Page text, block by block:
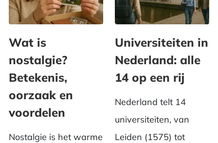
Wat is
nostalgie?
Betekenis,
oorzaak en
voordelen
Nostalgie is het warme
Universiteiten in
Nederland: alle
14 op een rij
Nederland telt 14
universiteiten, van
Leiden (1575) tot